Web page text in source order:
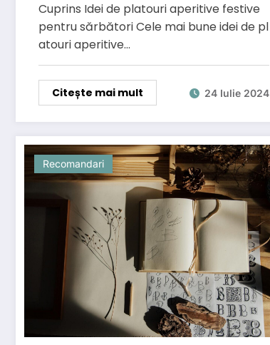
Cuprins Idei de platouri aperitive festive
pentru sărbători Cele mai bune idei de pl
atouri aperitive…
Citește mai mult 24 Iulie 2024
Recomandari